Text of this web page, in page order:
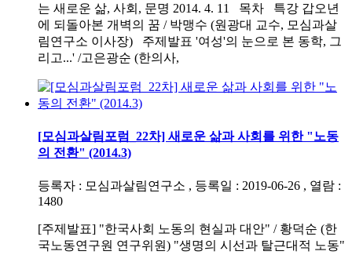
는 새로운 삶, 사회, 문명 2014. 4. 11 목차 특강 갑오년
에 되돌아본 개벽의 꿈 / 박맹수 (원광대 교수, 모심과살
림연구소 이사장) 주제발표 '여성'의 눈으로 본 동학, 그
리고...' /고은광순 (한의사,
[모심과살림포럼_22차] 새로운 삶과 사회를 위한 "노동
의 전환" (2014.3)
등록자 : 모심과살림연구소 , 등록일 : 2019-06-26 , 열람 :
1480
[주제발표] "한국사회 노동의 현실과 대안" / 황덕순 (한
국노동연구원 연구위원) "생명의 시선과 탈근대적 노동"